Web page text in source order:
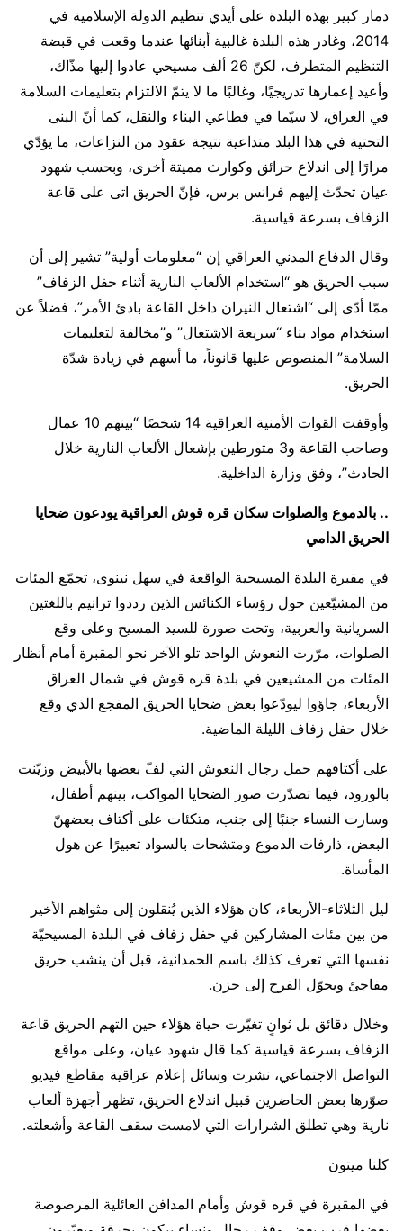
دمار كبير بهذه البلدة على أيدي تنظيم الدولة الإسلامية في
2014، وغادر هذه البلدة غالبية أبنائها عندما وقعت في قبضة
التنظيم المتطرف، لكنّ 26 ألف مسيحي عادوا إليها مذّاك،
وأعيد إعمارها تدريجيًا، وغالبًا ما لا يتمّ الالتزام بتعليمات السلامة
في العراق، لا سيّما في قطاعي البناء والنقل، كما أنّ البنى
التحتية في هذا البلد متداعية نتيجة عقود من النزاعات، ما يؤدّي
مرارًا إلى اندلاع حرائق وكوارث مميتة أخرى، وبحسب شهود
عيان تحدّث إليهم فرانس برس، فإنّ الحريق اتى على قاعة
الزفاف بسرعة قياسية.
وقال الدفاع المدني العراقي إن “معلومات أولية” تشير إلى أن
سبب الحريق هو “استخدام الألعاب النارية أثناء حفل الزفاف”
ممّا أدّى إلى “اشتعال النيران داخل القاعة بادئ الأمر”، فضلاً عن
استخدام مواد بناء “سريعة الاشتعال” و”مخالفة لتعليمات
السلامة” المنصوص عليها قانوناً، ما أسهم في زيادة شدّة
الحريق.
وأوقفت القوات الأمنية العراقية 14 شخصًا “بينهم 10 عمال
وصاحب القاعة و3 متورطين بإشعال الألعاب النارية خلال
الحادث”، وفق وزارة الداخلية.
.. بالدموع والصلوات سكان قره قوش العراقية يودعون ضحايا
الحريق الدامي
في مقبرة البلدة المسيحية الواقعة في سهل نينوى، تجمّع المئات
من المشيّعين حول رؤساء الكنائس الذين رددوا ترانيم باللغتين
السريانية والعربية، وتحت صورة للسيد المسيح وعلى وقع
الصلوات، مرّرت النعوش الواحد تلو الآخر نحو المقبرة أمام أنظار
المئات من المشيعين في بلدة قره قوش في شمال العراق
الأربعاء، جاؤوا ليودّعوا بعض ضحايا الحريق المفجع الذي وقع
خلال حفل زفاف الليلة الماضية.
على أكتافهم حمل رجال النعوش التي لفّ بعضها بالأبيض وزيّنت
بالورود، فيما تصدّرت صور الضحايا المواكب، بينهم أطفال،
وسارت النساء جنبًا إلى جنب، متكئات على أكتاف بعضهنّ
البعض، ذارفات الدموع ومتشحات بالسواد تعبيرًا عن هول
المأساة.
ليل الثلاثاء-الأربعاء، كان هؤلاء الذين يُنقلون إلى مثواهم الأخير
من بين مئات المشاركين في حفل زفاف في البلدة المسيحيّة
نفسها التي تعرف كذلك باسم الحمدانية، قبل أن ينشب حريق
مفاجئ ويحوّل الفرح إلى حزن.
وخلال دقائق بل ثوانٍ تغيّرت حياة هؤلاء حين التهم الحريق قاعة
الزفاف بسرعة قياسية كما قال شهود عيان، وعلى مواقع
التواصل الاجتماعي، نشرت وسائل إعلام عراقية مقاطع فيديو
صوّرها بعض الحاضرين قبيل اندلاع الحريق، تظهر أجهزة ألعاب
نارية وهي تطلق الشرارات التي لامست سقف القاعة وأشعلته.
كلنا ميتون
في المقبرة في قره قوش وأمام المدافن العائلية المرصوصة